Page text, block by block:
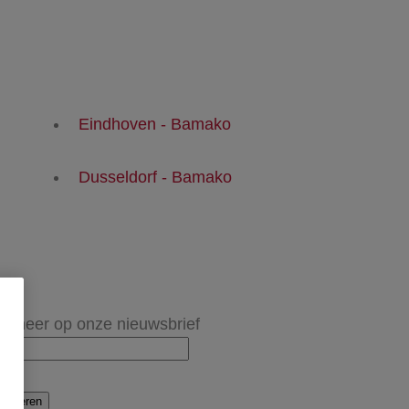
Eindhoven - Bamako
Dusseldorf - Bamako
op onze nieuwsbrief